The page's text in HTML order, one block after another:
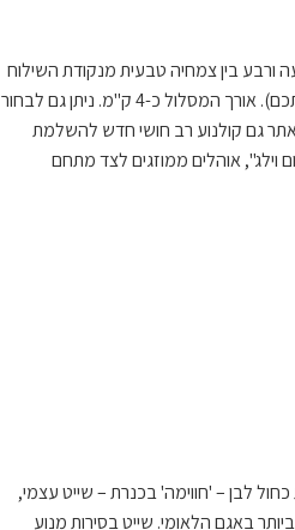
ורבע בין צמחיה טבעית מנקודת השילוח
בבית הילל בזרימה נפלאה וכמובן שלא מפספסים את המפלון (מומלץ לחייך – כי מצלמים אתכם). אורך המסלול כ-4 ק"מ. ניתן גם לבחור
גם קולנוע רב חושי חדש להשלמת
אוהלים ממוזגים לצד מתחם
לבן – 'חווימה' בכנרת – שייט עצמי,
באגם הלאומי. שייט בסירות מנוע